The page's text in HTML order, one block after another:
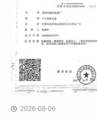
2026-08-06